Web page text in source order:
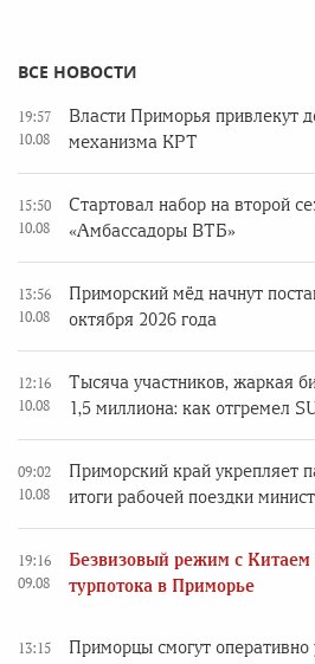
ВСЕ НОВОСТИ
19:57
10.08
Власти Приморья привлекут
механизма КРТ
15:50
10.08
Стартовал набор на второй
«Амбассадоры ВТБ»
13:56
10.08
Приморский мёд начнут
октября 2026 года
12:16
10.08
Тысяча участников, жаркая
1,5 миллиона: как отгремел
09:02
10.08
Приморский край укрепляет
итоги рабочей поездки
19:16
09.08
Безвизовый режим с Китаем
турпотока в Приморье
13:15
Приморцы смогут